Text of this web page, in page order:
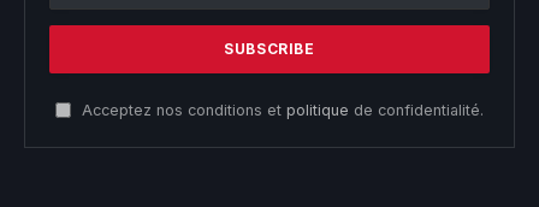
Acceptez nos conditions et politique de confidentialité.